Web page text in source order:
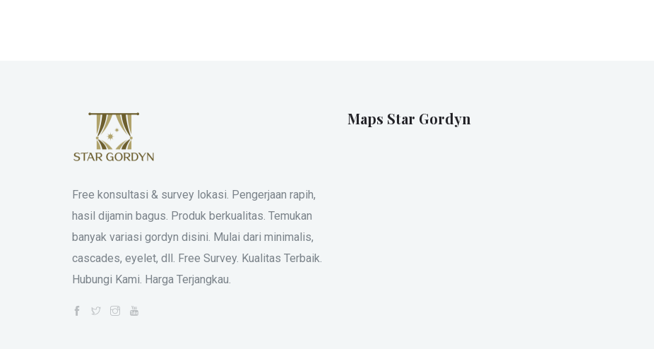
Free konsultasi & survey lokasi. Pengerjaan rapih,
hasil dijamin bagus. Produk berkualitas. Temukan
banyak variasi gordyn disini. Mulai dari minimalis,
cascades, eyelet, dll. Free Survey. Kualitas Terbaik.
Hubungi Kami. Harga Terjangkau.
Maps Star Gordyn